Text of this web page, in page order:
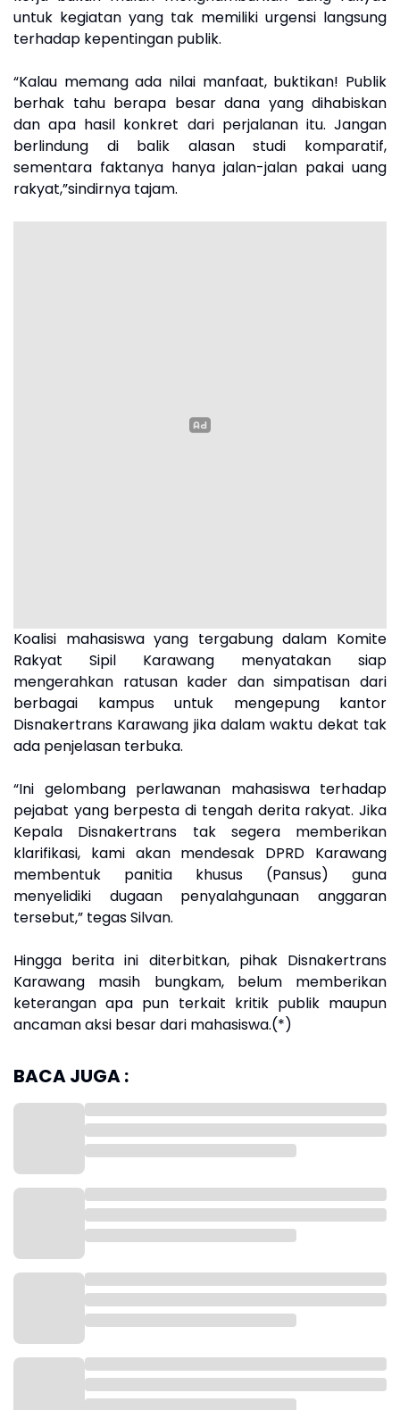
untuk kegiatan yang tak memiliki urgensi langsung
terhadap kepentingan publik.
“Kalau memang ada nilai manfaat, buktikan! Publik
berhak tahu berapa besar dana yang dihabiskan
dan apa hasil konkret dari perjalanan itu. Jangan
berlindung di balik alasan studi komparatif,
sementara faktanya hanya jalan-jalan pakai uang
rakyat,”sindirnya tajam.
Koalisi mahasiswa yang tergabung dalam Komite
Rakyat Sipil Karawang menyatakan siap
mengerahkan ratusan kader dan simpatisan dari
berbagai kampus untuk mengepung kantor
Disnakertrans Karawang jika dalam waktu dekat tak
ada penjelasan terbuka.
“Ini gelombang perlawanan mahasiswa terhadap
pejabat yang berpesta di tengah derita rakyat. Jika
Kepala Disnakertrans tak segera memberikan
klarifikasi, kami akan mendesak DPRD Karawang
membentuk panitia khusus (Pansus) guna
menyelidiki dugaan penyalahgunaan anggaran
tersebut,” tegas Silvan.
Hingga berita ini diterbitkan, pihak Disnakertrans
Karawang masih bungkam, belum memberikan
keterangan apa pun terkait kritik publik maupun
ancaman aksi besar dari mahasiswa.(*)
BACA JUGA :